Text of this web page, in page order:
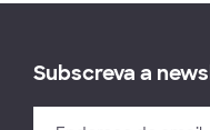
Subscreva a